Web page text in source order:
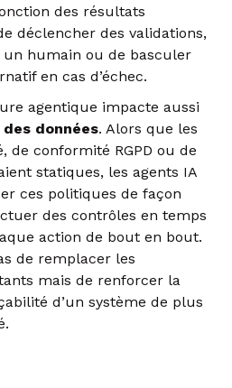
des résultats
déclencher des validations,
un humain ou de basculer
en cas d’échec.
agentique impacte aussi
données. Alors que les
de conformité RGPD ou de
statiques, les agents IA
ces politiques de façon
des contrôles en temps
action de bout en bout.
de remplacer les
mais de renforcer la
d’un système de plus